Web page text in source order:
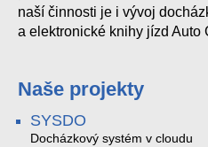
naší činnosti je i vývoj
a elektronické knihy jízd Auto
Naše projekty
SYSDO
Docházkový systém v cloudu